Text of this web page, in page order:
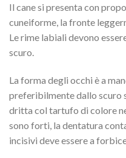
Il cane si presenta con
cuneiforme, la fronte
Le rime labiali devono
scuro.
La forma degli occhi è a
preferibilmente dallo scuro
dritta col tartufo di colore
sono forti, la dentatura
incisivi deve essere a